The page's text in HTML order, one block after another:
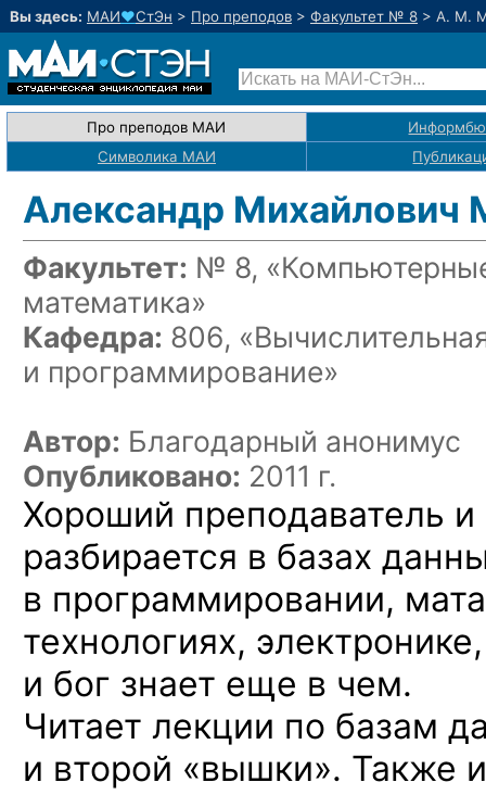
Вы здесь: МАИ♥СтЭн > Про преподов > Факультет № 8 > А. М.
Про преподов МАИ
Символика МАИ
Александр Михайлович
Факультет: № 8,
математика»
Кафедра: 806,
и программирование»
Автор: Благодарный анонимус
Опубликовано: 2011 г.
Хороший преподаватель
разбирается в базах
в программировании,
технологиях,
и бог знает еще в чем.
Читает лекции по базам
и второй «вышки». Также